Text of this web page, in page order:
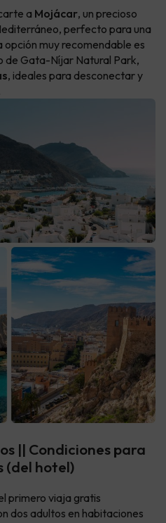
a Mojácar, un precioso
perfecto para una
muy recomendable es
de Gata-Níjar Natural Park,
, ideales para desconectar y
|| Condiciones para
(del hotel)
primero viaja gratis
dos adultos en habitaciones